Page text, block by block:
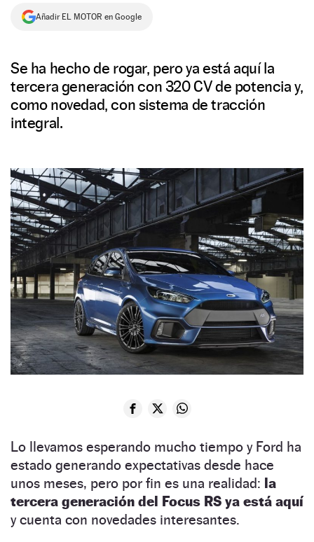
NEWSLETTER
SÍGUENOS
Añadir EL MOTOR en Google
Se ha hecho de rogar, pero ya está aquí la
tercera generación con 320 CV de potencia y,
como novedad, con sistema de tracción
integral.
Lo llevamos esperando mucho tiempo y Ford ha
estado generando expectativas desde hace
unos meses, pero por fin es una realidad: la
tercera generación del Focus RS ya está aquí
y cuenta con novedades interesantes.